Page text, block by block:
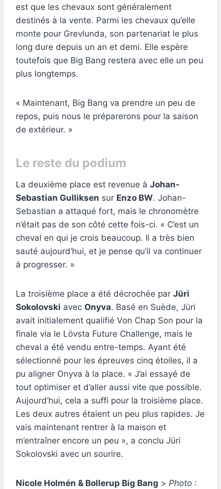
est que les chevaux sont généralement
destinés à la vente. Parmi les chevaux qu’elle
monte pour Grevlunda, son partenariat le plus
long dure depuis un an et demi. Elle espère
toutefois que Big Bang restera avec elle un peu
plus longtemps.
« Maintenant, Big Bang va prendre un peu de
repos, puis nous le préparerons pour la saison
de extérieur. »
Le reste du podium
La deuxième place est revenue à Johan-
Sebastian Gulliksen sur Enzo BW. Johan-
Sebastian a attaqué fort, mais le chronomètre
n’était pas de son côté cette fois-ci. « C’est un
cheval en qui je crois beaucoup. Il a très bien
sauté aujourd’hui, et je pense qu’il va continuer
à progresser. »
La troisième place a été décrochée par Jüri
Sokolovski avec Onyva. Basé en Suède, Jüri
avait initialement qualifié Von Chap Son pour la
finale via le Lövsta Future Challenge, mais le
cheval a été vendu entre-temps. Ayant été
sélectionné pour les épreuves cinq étoiles, il a
pu aligner Onyva à la place. « J’ai essayé de
tout optimiser et d’aller aussi vite que possible.
Aujourd’hui, cela a suffi pour la troisième place.
Les deux autres étaient un peu plus rapides. Je
vais maintenant rentrer à la maison et
m’entraîner encore un peu », a conclu Jüri
Sokolovski avec un sourire.
Nicole Holmén & Bollerup Big Bang > Photo :